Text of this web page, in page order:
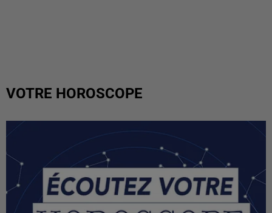
VOTRE HOROSCOPE